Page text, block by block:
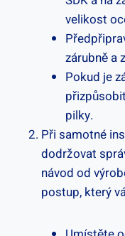
velikost
zárubně a
Pokud je
pilky.
Při samotné
dodržovat
návod od
postup, který